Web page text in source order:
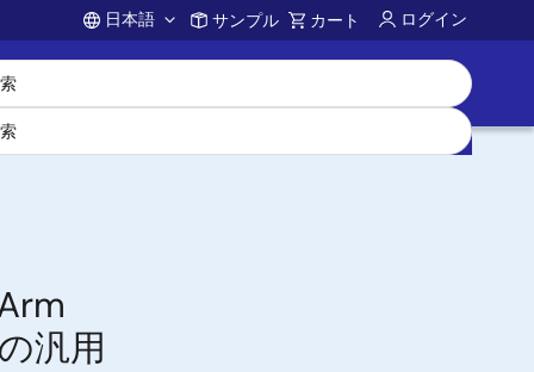
Account
日本語 サンプル カート ログイン
汎用